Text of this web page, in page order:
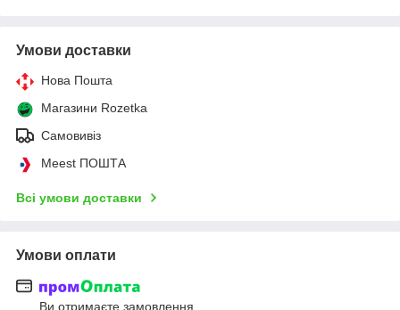
Умови доставки
Нова Пошта
Магазини Rozetka
Самовивіз
Meest ПОШТА
Всі умови доставки
Умови оплати
Ви отримаєте замовлення